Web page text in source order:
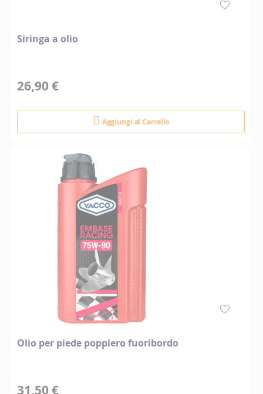
Siringa a olio
26,90 €
Aggiungi al Carrello
Olio per piede poppiero fuoribordo
31,50 €